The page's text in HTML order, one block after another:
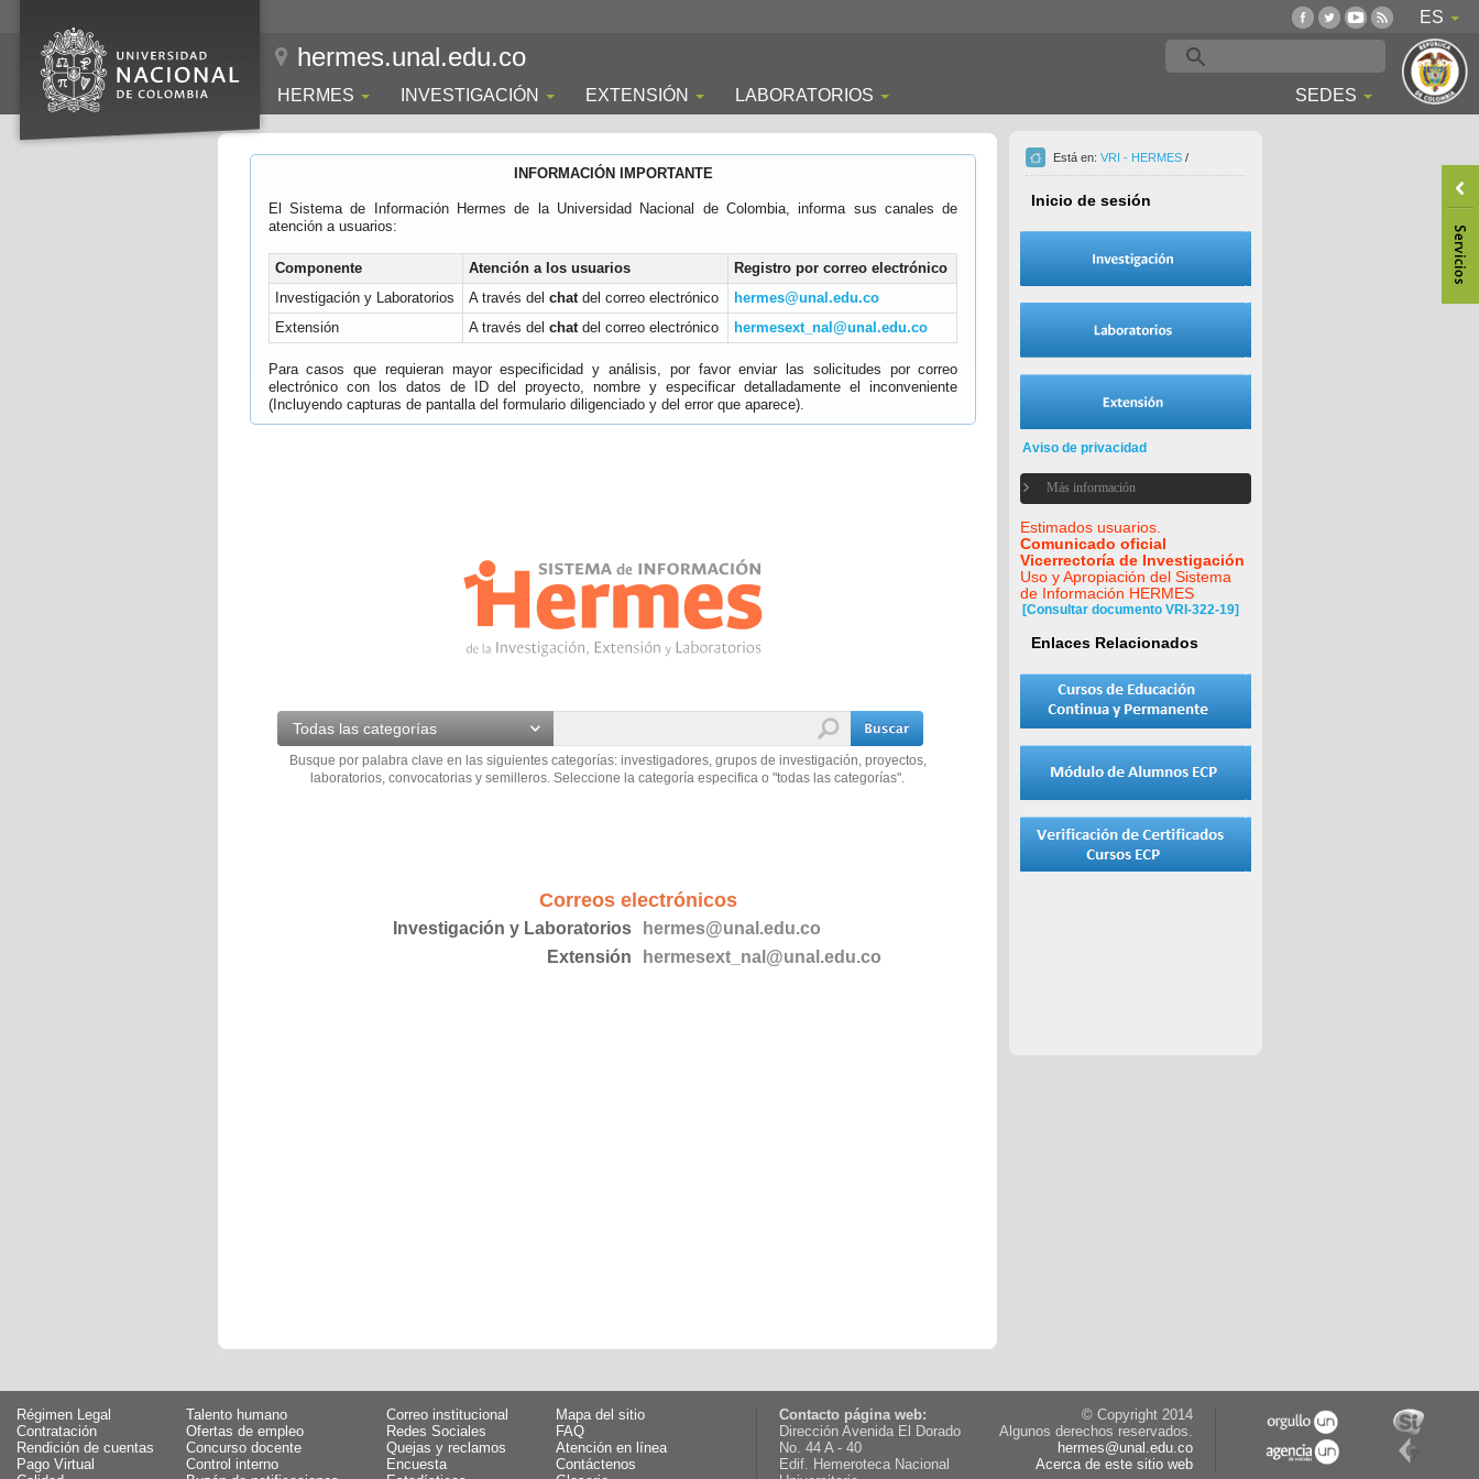
ES
hermes.unal.edu.co
HERMES INVESTIGACIÓN EXTENSIÓN LABORATORIOS SEDES
INFORMACIÓN IMPORTANTE
El Sistema de Información Hermes de la Universidad Nacional de Colombia, informa sus canales de
atención a usuarios:
Componente Atención a los usuarios
Registro por correo electrónico
Investigación y Laboratorios
A través del chatdel correo electrónico
hermes@unal.edu.co
Extensión
A través del chatdel correo electrónico hermesext_nal@unal.edu.co
Para casos que requieran mayor especificidad y análisis, por favor enviar las solicitudes por correo
electrónico con los datos de ID del proyecto, nombre y especificar detalladamente el inconveniente
(Incluyendo capturas de pantalla del formulario diligenciado y del error que aparece).
Todas las categorías
Busque por palabra clave en las siguientes categorías: investigadores, grupos de investigación, proyectos,
laboratorios, convocatorias y semilleros. Seleccione la categoría especifica o "todas las categorías".
Correos electrónicos
Investigación y Laboratorios
hermes@unal.edu.co
Extensión
hermesext_nal@unal.edu.co
Está en: VRI - HERMES /
Inicio de sesión
Aviso de privacidad
Más información
Estimados usuarios.
Comunicado oficial
Vicerrectoría de Investigación
Uso y Apropiación del Sistema
de Información HERMES
[Consultar documento VRI-322-19]
Enlaces Relacionados
Régimen Legal
Talento humano
Contratación
Ofertas de empleo
Rendición de cuentas
Concurso docente
Pago Virtual
Control interno
Correo institucional
Mapa del sitio
Redes Sociales
FAQ
Quejas y reclamos
Atención en línea
Encuesta
Contáctenos
Contacto página web:
Dirección Avenida El Dorado
No. 44 A - 40
Edif. Hemeroteca Nacional
© Copyright 2014
Algunos derechos reservados.
hermes@unal.edu.co
Acerca de este sitio web